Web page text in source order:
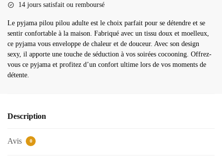
14 jours satisfait ou remboursé
Le pyjama pilou pilou adulte est le choix parfait pour se détendre et se
sentir confortable à la maison. Fabriqué avec un tissu doux et moelleux,
ce pyjama vous enveloppe de chaleur et de douceur. Avec son design
sexy, il apporte une touche de séduction à vos soirées cocooning. Offrez-
vous ce pyjama et profitez d’un confort ultime lors de vos moments de
détente.
Description
Avis 0